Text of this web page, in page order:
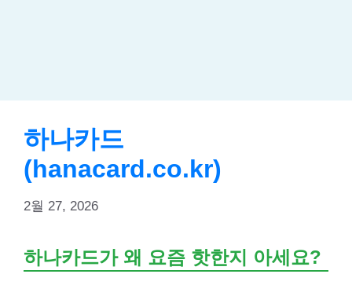
하나카드
(hanacard.co.kr)
2월 27, 2026
하나카드가 왜 요즘 핫한지 아세요?